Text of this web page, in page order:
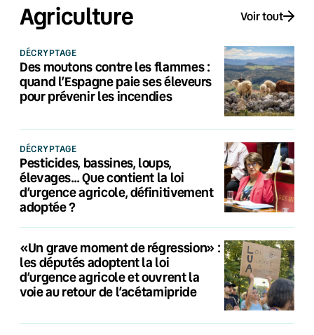
Agriculture Voir tout
DÉCRYPTAGE
Des moutons contre les flammes :
quand l’Espagne paie ses éleveurs
pour prévenir les incendies
DÉCRYPTAGE
Pesticides, bassines, loups,
élevages… Que contient la loi
d’urgence agricole, définitivement
adoptée ?
«Un grave moment de régression» :
les députés adoptent la loi
d’urgence agricole et ouvrent la
voie au retour de l’acétamipride